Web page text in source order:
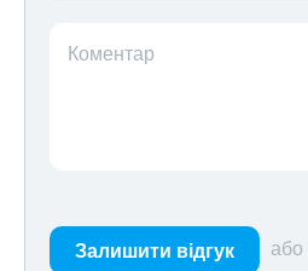
Коментар
Залишити відгук або